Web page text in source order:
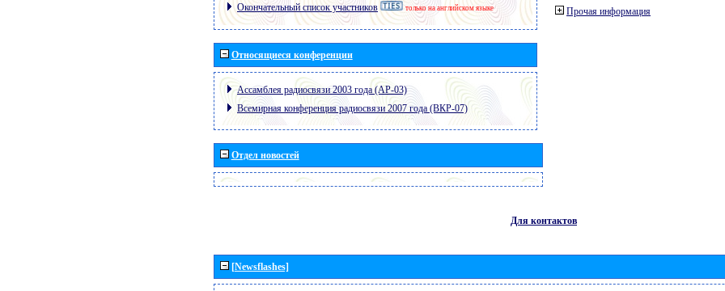
Окончательный список участников только на английском языке
Относящиеся конференции
Ассамблея радиосвязи 2003 года (АР-03)
Всемирная конференция радиосвязи 2007 года (ВКР-07)
Отдел новостей
Прочая информация
Для контактов
[Newsflashes]